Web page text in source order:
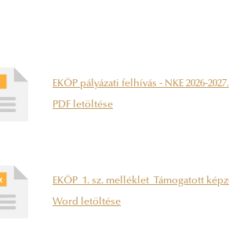
EKÖP pályázati felhívás - NKE 2026-
PDF letöltése
EKÖP_1. sz. melléklet_Támogatott
Word letöltése